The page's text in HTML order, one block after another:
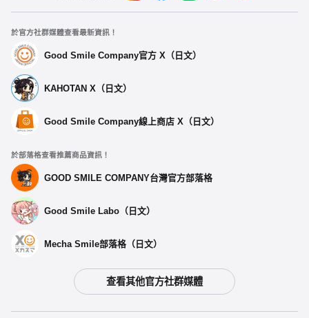
於官方社群媒體查看最新資訊！
Good Smile Company官方 X（日文）
KAHOTAN X（日文）
Good Smile Company線上商店 X（日文）
於部落格查看推薦商品資訊！
GOOD SMILE COMPANY台灣官方部落格
Good Smile Labo（日文）
Mecha Smile部落格（日文）
查看其他官方社群媒體